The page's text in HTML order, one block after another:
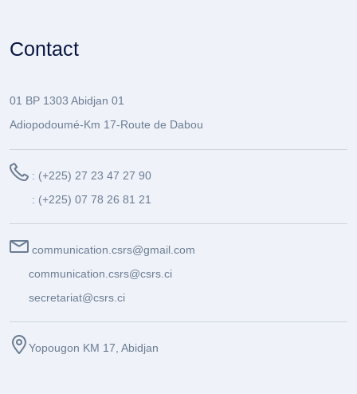
Contact
01 BP 1303 Abidjan 01
Adiopodoumé-Km 17-Route de Dabou
: (+225) 27 23 47 27 90
: (+225) 07 78 26 81 21
communication.csrs@gmail.com
communication.csrs@csrs.ci
secretariat@csrs.ci
Yopougon KM 17, Abidjan